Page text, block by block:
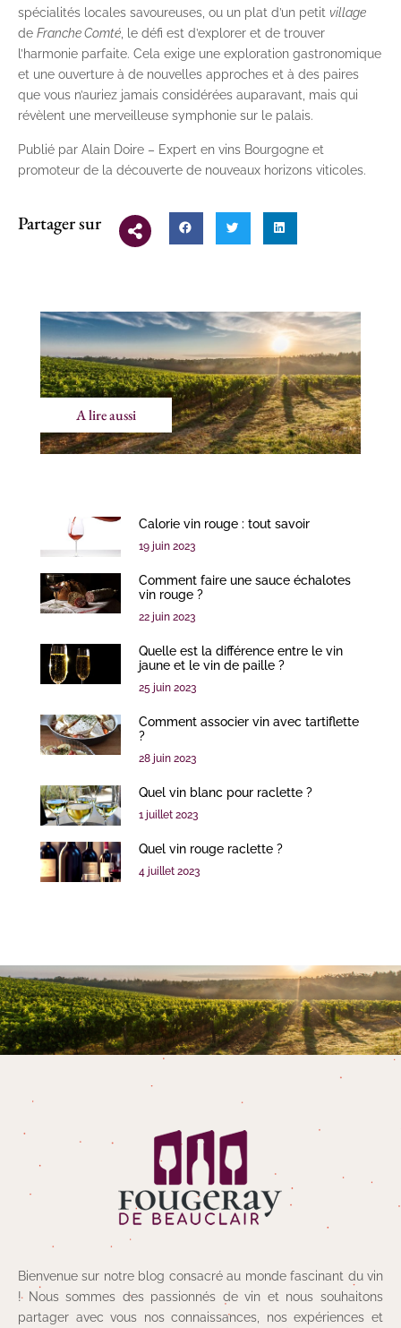
spécialités locales savoureuses, ou un plat d’un petit village
de Franche Comté , le défi est d’explorer et de trouver
l’harmonie parfaite. Cela exige une exploration gastronomique
et une ouverture à de nouvelles approches et à des paires
que vous n’auriez jamais considérées auparavant, mais qui
révèlent une merveilleuse symphonie sur le palais.
Publié par Alain Doire – Expert en vins Bourgogne et
promoteur de la découverte de nouveaux horizons viticoles.
Partager sur
A lire aussi
Calorie vin rouge : tout savoir
19 juin 2023
Comment faire une sauce échalotes
vin rouge ?
22 juin 2023
Quelle est la différence entre le vin
jaune et le vin de paille ?
25 juin 2023
Comment associer vin avec tartiflette
?
28 juin 2023
Quel vin blanc pour raclette ?
1 juillet 2023
Quel vin rouge raclette ?
4 juillet 2023
Bienvenue sur notre blog consacré au monde fascinant du vin
! Nous sommes des passionnés de vin et nous souhaitons
partager avec vous nos connaissances, nos expériences et